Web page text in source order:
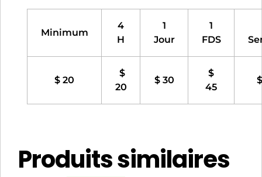
Minimum
4
H
1
Jour
1
FDS
$ 20
$
20
$ 30
$
45
Produits similaires